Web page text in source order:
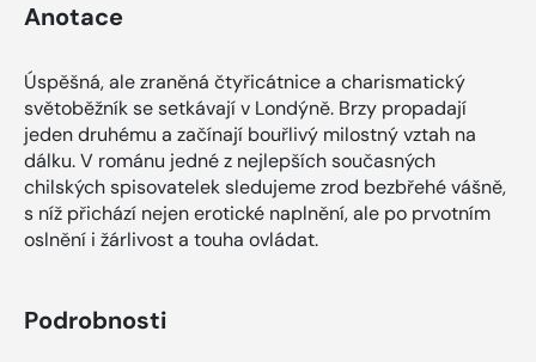
Anotace
Úspěšná, ale zraněná čtyřicátnice a charismatický
světoběžník se setkávají v Londýně. Brzy propadají
jeden druhému a začínají bouřlivý milostný vztah na
dálku. V románu jedné z nejlepších současných
chilských spisovatelek sledujeme zrod bezbřehé vášně,
s níž přichází nejen erotické naplnění, ale po prvotním
oslnění i žárlivost a touha ovládat.
Podrobnosti